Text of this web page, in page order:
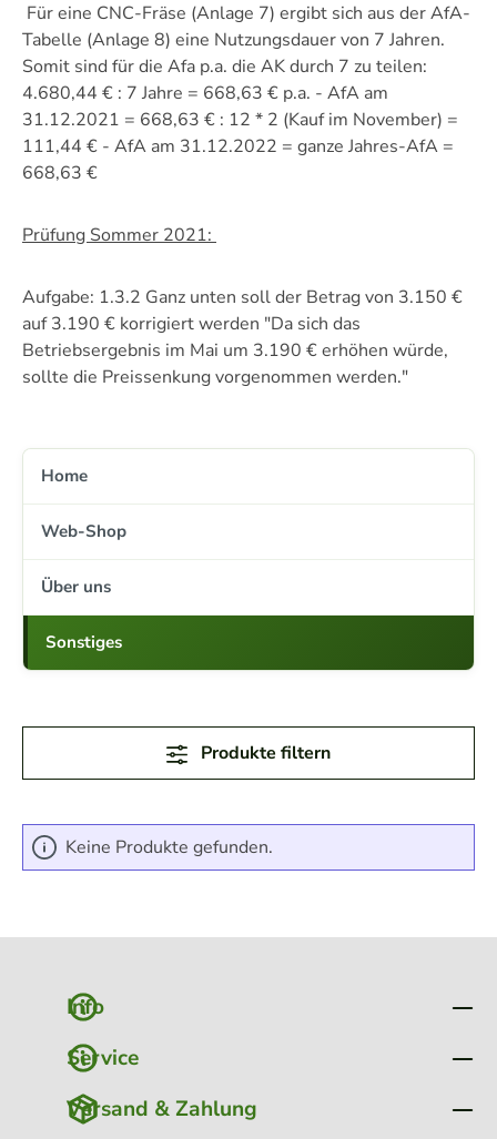
Für eine CNC-Fräse (Anlage 7) ergibt sich aus der AfA-
Tabelle (Anlage 8) eine Nutzungsdauer von 7 Jahren.
Somit sind für die Afa p.a. die AK durch 7 zu teilen:
4.680,44 € : 7 Jahre = 668,63 € p.a. - AfA am
31.12.2021 = 668,63 € : 12 * 2 (Kauf im November) =
111,44 € - AfA am 31.12.2022 = ganze Jahres-AfA =
668,63 €
Prüfung Sommer 2021:
Aufgabe: 1.3.2 Ganz unten soll der Betrag von 3.150 €
auf 3.190 € korrigiert werden "Da sich das
Betriebsergebnis im Mai um 3.190 € erhöhen würde,
sollte die Preissenkung vorgenommen werden."
Home
Web-Shop
Über uns
Sonstiges
Produkte filtern
Keine Produkte gefunden.
Info
Service
Versand & Zahlung